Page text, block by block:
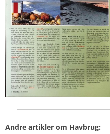
Andre artikler om Havbrug: